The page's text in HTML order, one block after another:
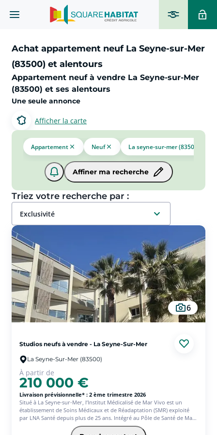
Achat appartement neuf La Seyne-sur-Mer
(83500) et alentours
Appartement neuf à vendre La Seyne-sur-Mer
(83500) et ses alentours
Une seule annonce
Afficher la carte
Appartement Neuf La seyne-sur-mer (83500)
Affiner ma recherche
Triez votre recherche par :
exclusivité
6
Studios neufs à vendre - La Seyne-Sur-Mer
La Seyne-Sur-Mer (83500)
À partir de
210 000 €
Livraison prévisionnelle* : 2 ème trimestre 2026
Situé à La Seyne-sur-Mer, l’Institut Médicalisé de Mar Vivo est un
établissement de Soins Médicaux et de Réadaptation (SMR) exploité
par LNA Santé depuis plus de 25 ans. Intégré au Pôle de Santé de Mar
Vivo, qui comprend également un EHPAD, il bénéficie d’un cadre
exceptionnel en front de mer, au sein d’une pinède de 2 hectares, et